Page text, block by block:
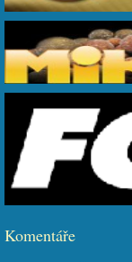
Komentáře